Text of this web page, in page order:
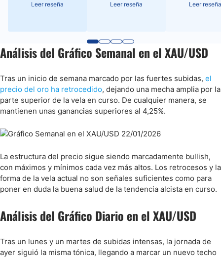
Leer reseña Leer reseña Leer reseña
Análisis del Gráfico Semanal en el XAU/USD
Tras un inicio de semana marcado por las fuertes subidas, el
precio del oro ha retrocedido, dejando una mecha amplia por la
parte superior de la vela en curso. De cualquier manera, se
mantienen unas ganancias superiores al 4,25%.
La estructura del precio sigue siendo marcadamente bullish,
con máximos y mínimos cada vez más altos. Los retrocesos y la
forma de la vela actual no son señales suficientes como para
poner en duda la buena salud de la tendencia alcista en curso.
Análisis del Gráfico Diario en el XAU/USD
Tras un lunes y un martes de subidas intensas, la jornada de
ayer siguió la misma tónica, llegando a marcar un nuevo techo